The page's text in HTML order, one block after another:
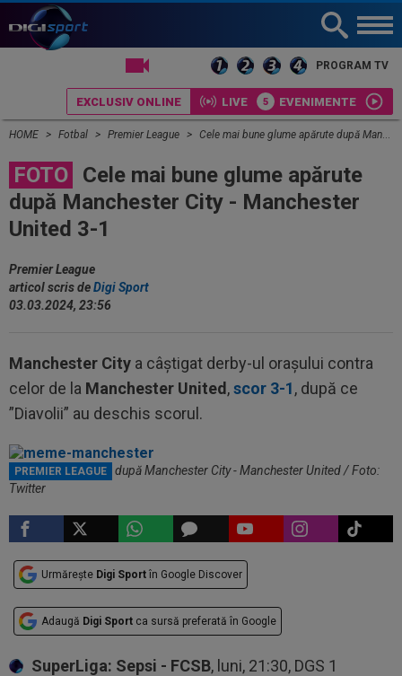
PROGRAM TV
EXCLUSIV ONLINE LIVE EVENIMENTE
HOME Fotbal Premier League Cele mai bune glume apărute după Manchester City - Manchester United 3-1
FOTO
Cele mai bune glume apărute
după Manchester City - Manchester
United 3-1
Premier League
articol scris deDigi Sport
03.03.2024, 23:56
Manchester City a câștigat derby-ul orașului contra
celor de la Manchester United ,scor 3-1, după ce
”Diavolii” au deschis scorul.
PREMIER LEAGUE
Meme-urile apărute după Manchester City - Manchester United / Foto:
Twitter
Urmărește Digi Sport în Google Discover
Adaugă Digi Sport ca sursă preferată în Google
SuperLiga: Sepsi - FCSB, luni, 21:30, DGS 1